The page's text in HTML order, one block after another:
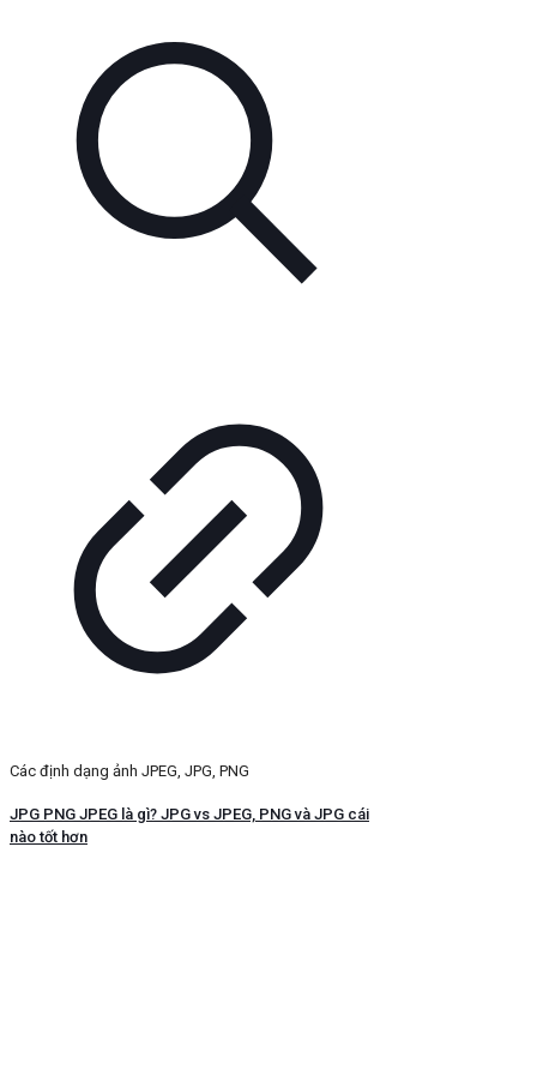
Các định dạng ảnh JPEG, JPG, PNG
JPG PNG JPEG là gì? JPG vs JPEG, PNG và JPG cái
nào tốt hơn